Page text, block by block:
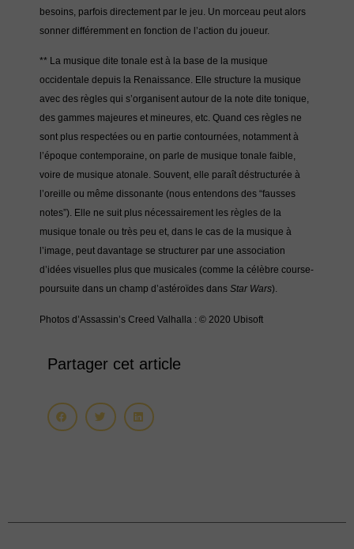
besoins, parfois directement par le jeu. Un morceau peut alors
sonner différemment en fonction de l’action du joueur.
** La musique dite tonale est à la base de la musique
occidentale depuis la Renaissance. Elle structure la musique
avec des règles qui s’organisent autour de la note dite tonique,
des gammes majeures et mineures, etc. Quand ces règles ne
sont plus respectées ou en partie contournées, notamment à
l’époque contemporaine, on parle de musique tonale faible,
voire de musique atonale. Souvent, elle paraît déstructurée à
l’oreille ou même dissonante (nous entendons des “fausses
notes”). Elle ne suit plus nécessairement les règles de la
musique tonale ou très peu et, dans le cas de la musique à
l’image, peut davantage se structurer par une association
d’idées visuelles plus que musicales (comme la célèbre course-
poursuite dans un champ d’astéroïdes dans Star Wars).
Photos d’Assassin’s Creed Valhalla : © 2020 Ubisoft
Partager cet article